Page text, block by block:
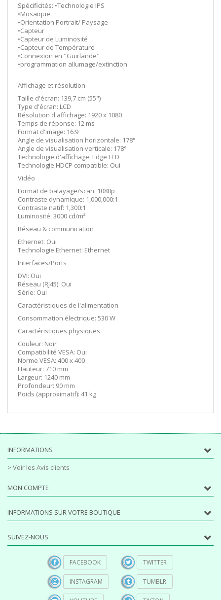
Spécificités: •Technologie IPS
•Mosaïque
•Orientation Portrait/ Paysage
•Capteur
•Capteur de Luminosité
•Capteur de Température
•Connexion en "Guirlande"
•programmation allumage/extinction
Affichage et résolution
Taille d'écran: 139,7 cm (55")
Type d'écran: LCD
Résolution d'affichage: 1920 x 1080
Temps de réponse: 12 ms
Format d'image: 16:9
Angle de visualisation horizontale: 178°
Angle de visualisation verticale: 178°
Technologie d'affichage: Edge LED
Technologie HDCP compatible: Oui
Vidéo
Format de balayage/scan: 1080p
Contraste dynamique: 1,000,000:1
Contraste natif: 1,300:1
Luminosité: 3000 cd/m²
Réseau & communication
Ethernet: Oui
Technologie Ethernet: Ethernet
Interfaces/Ports
DVI: Oui
Réseau (RJ45): Oui
Série: Oui
Caractéristiques de l'alimentation
Consommation électrique: 530 W
Caractéristiques physiques
Couleur: Noir
Compatibilité VESA: Oui
Norme VESA: 400 x 400
Hauteur: 710 mm
Largeur: 1240 mm
Profondeur: 90 mm
Poids (approximatif): 41 kg
INFORMATIONS
> Voir les Avis clients
MON COMPTE
INFORMATIONS SUR VOTRE BOUTIQUE
SUIVEZ-NOUS
FACEBOOK
INSTAGRAM
TWITTER
TUMBLR